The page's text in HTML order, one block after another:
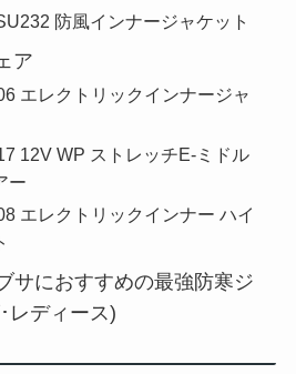
防風インナージャケット
ア
エレクトリックインナージャ
12V WP ストレッチE-ミドル
ー
エレクトリックインナー ハイ
サにおすすめの最強防寒ジ
レディース)